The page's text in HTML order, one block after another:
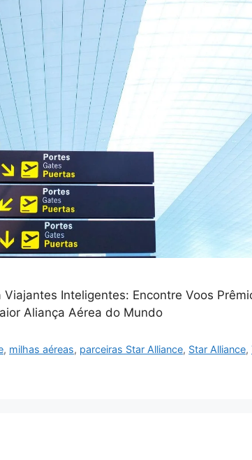
Viajantes Inteligentes: Encontre Voos
Aliança Aérea do Mundo
, milhas aéreas, parceiras Star Alliance, Star Alliance,